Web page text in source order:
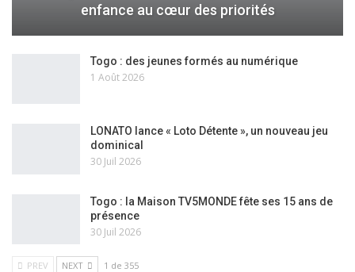
enfance au cœur des priorités
Togo : des jeunes formés au numérique
1 Août 2026
LONATO lance « Loto Détente », un nouveau jeu
dominical
30 Juil 2026
Togo : la Maison TV5MONDE fête ses 15 ans de
présence
30 Juil 2026
PREV NEXT 1 de 355